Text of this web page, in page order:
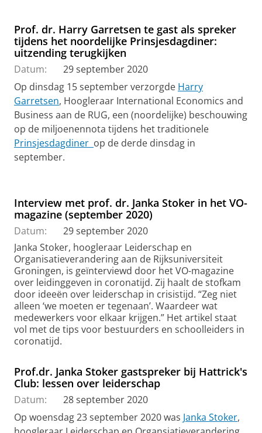
Prof. dr. Harry Garretsen te gast als spreker
tijdens het noordelijke Prinsjesdagdiner:
uitzending terugkijken
Datum:
29 september 2020
Op dinsdag 15 september verzorgde Harry
Garretsen, Hoogleraar International Economics and
Business aan de RUG, een (noordelijke) beschouwing
op de miljoenennota tijdens het traditionele
Prinsjesdagdiner op de derde dinsdag in
september.
Interview met prof. dr. Janka Stoker in het VO-
magazine (september 2020)
Datum:
29 september 2020
Janka Stoker, hoogleraar Leiderschap en
Organisatieverandering aan de Rijksuniversiteit
Groningen, is geïnterviewd door het VO-magazine
over leidinggeven in coronatijd. Zij haalt de stofkam
door ideeën over leiderschap in crisistijd. “Zeg niet
alleen ‘we moeten er tegenaan’. Waardeer wat
medewerkers voor elkaar krijgen.” Het artikel staat
vol met de tips voor bestuurders en schoolleiders in
coronatijd.
Prof.dr. Janka Stoker gastspreker bij Hattrick's
Club: lessen over leiderschap
Datum:
28 september 2020
Op woensdag 23 september 2020 was Janka Stoker,